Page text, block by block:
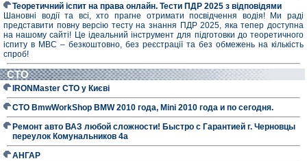
Теоретичний іспит на права онлайн. Тести ПДР 2025 з відповідями
Шановні водії та всі, хто прагне отримати посвідчення водія! Ми раді
представити повну версію тесту на знання ПДР 2025, яка тепер доступна
на нашому сайті! Це ідеальний інструмент для підготовки до теоретичного
іспиту в МВС – безкоштовно, без реєстрації та без обмежень на кількість
спроб!
СТО
IRONMaster СТО у Києві
СТО BmwWorkShop BMW 2010 года, Mini 2010 года и по сегодня.
Ремонт авто ВАЗ любой сложности! Быстро с Гарантией г. Черновцы
переулок Комунальников 4а
АНГАР